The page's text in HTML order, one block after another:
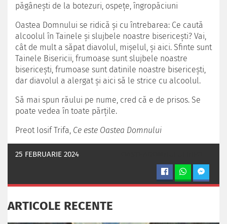
păgâneşti de la botezuri, ospeţe, îngropăciuni
Oastea Domnului se ridică şi cu întrebarea: Ce caută
alcoolul în Tainele şi slujbele noastre bisericeşti? Vai,
cât de mult a săpat diavolul, mişelul, şi aici. Sfinte sunt
Tainele Bisericii, frumoase sunt slujbele noastre
bisericeşti, frumoase sunt datinile noastre bisericeşti,
dar diavolul a alergat şi aici să le strice cu alcoolul.
Să mai spun răului pe nume, cred că e de prisos. Se
poate vedea în toate părţile.
Preot Iosif Trifa, Ce este Oastea Domnului
25 FEBRUARIE 2024
ARTICOLE RECENTE